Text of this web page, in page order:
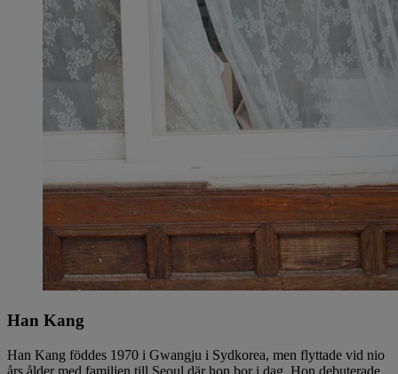
Han Kang
Han Kang föddes 1970 i Gwangju i Sydkorea, men flyttade vid nio
års ålder med familjen till Seoul där hon bor i dag. Hon debuterade